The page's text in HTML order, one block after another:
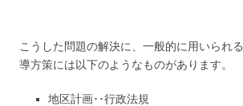
こうした問題の解決に、一般的に用いられ
導方策には以下のようなものがあります。
地区計画･･行政法規